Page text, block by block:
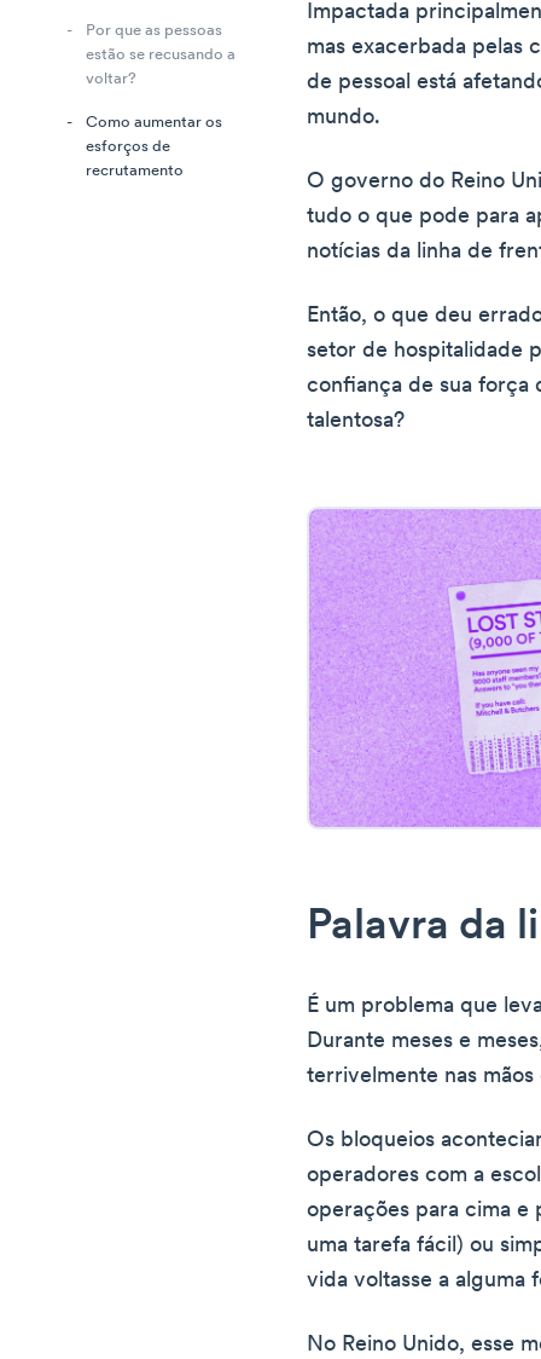
Por que as pessoas
estão se recusando a
voltar?
Como aumentar os
esforços de
recrutamento
Impactada
mas exacerbada pelas
de pessoal está
mundo.
O governo do Reino
tudo o que pode para
notícias da linha de
Então, o que deu
setor de hospitalidade
confiança de sua força
talentosa?
Palavra da
É um problema que
Durante meses e
terrivelmente nas
Os bloqueios
operadores com a
operações para cima e
uma tarefa fácil) ou
vida voltasse a alguma
No Reino Unido, esse